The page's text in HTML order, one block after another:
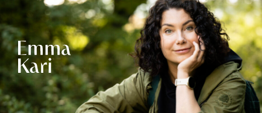
EMMA
KARI